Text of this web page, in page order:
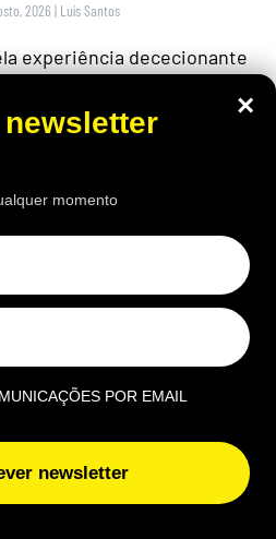
2026 | Luís Santos
experiência dececionante
e deixa um alerta
visitar o destino
,EUROPA
×
newsletter
momento
POR EMAIL
newsletter